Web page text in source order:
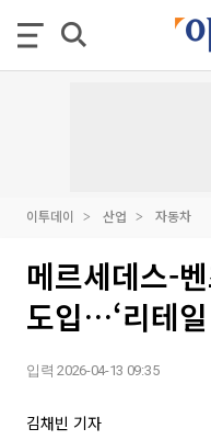
이투데이 산업 자동차
메르세데스-
도입…‘리테
입력 2026-04-13 09:35
김채빈 기자